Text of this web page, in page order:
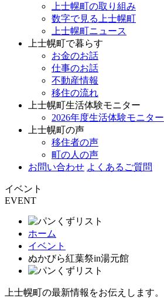
上士幌町の取り組み
数字で見る上士幌町
上士幌町ニュース
上士幌町で暮らす
お金のお話
仕事のお話
不動産情報
移住の流れ
上士幌町生活体験モニター
2026年度生活体験モニター
上士幌町の声
移住者の声
町の人の声
お問い合わせ よくあるご質問
イベント
EVENT
ホーム
イベント
ぬかびら紅葉祭in湯元館
上士幌町の最新情報をお伝えします。